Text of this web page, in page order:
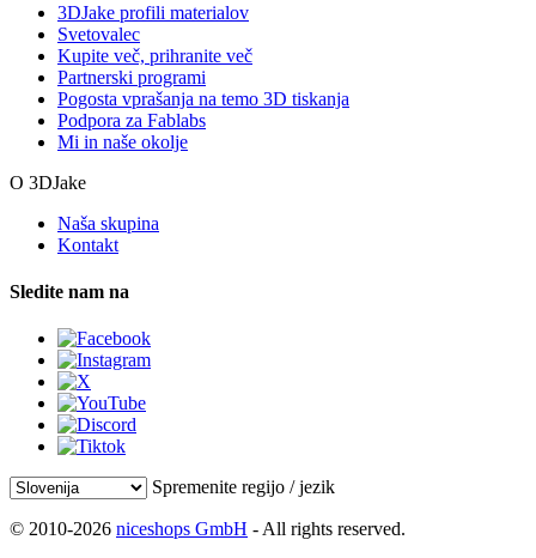
3DJake profili materialov
Svetovalec
Kupite več, prihranite več
Partnerski programi
Pogosta vprašanja na temo 3D tiskanja
Podpora za Fablabs
Mi in naše okolje
O 3DJake
Naša skupina
Kontakt
Sledite nam na
Spremenite regijo / jezik
© 2010-2026 niceshops GmbH - All rights reserved.